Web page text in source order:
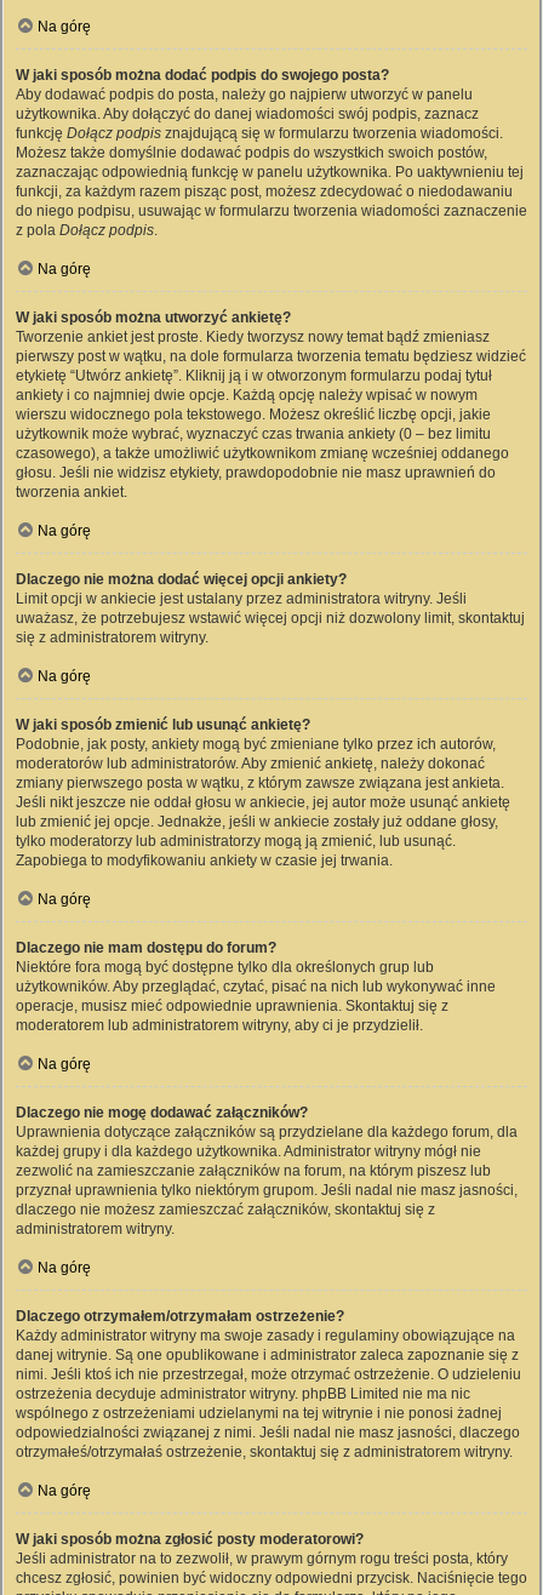
Na górę
W jaki sposób można dodać podpis do swojego posta?
Aby dodawać podpis do posta, należy go najpierw utworzyć w panelu
użytkownika. Aby dołączyć do danej wiadomości swój podpis, zaznacz
funkcję Dołącz podpis znajdującą się w formularzu tworzenia wiadomości.
Możesz także domyślnie dodawać podpis do wszystkich swoich postów,
zaznaczając odpowiednią funkcję w panelu użytkownika. Po uaktywnieniu tej
funkcji, za każdym razem pisząc post, możesz zdecydować o niedodawaniu
do niego podpisu, usuwając w formularzu tworzenia wiadomości zaznaczenie
z pola Dołącz podpis.
Na górę
W jaki sposób można utworzyć ankietę?
Tworzenie ankiet jest proste. Kiedy tworzysz nowy temat bądź zmieniasz
pierwszy post w wątku, na dole formularza tworzenia tematu będziesz widzieć
etykietę “Utwórz ankietę”. Kliknij ją i w otworzonym formularzu podaj tytuł
ankiety i co najmniej dwie opcje. Każdą opcję należy wpisać w nowym
wierszu widocznego pola tekstowego. Możesz określić liczbę opcji, jakie
użytkownik może wybrać, wyznaczyć czas trwania ankiety (0 – bez limitu
czasowego), a także umożliwić użytkownikom zmianę wcześniej oddanego
głosu. Jeśli nie widzisz etykiety, prawdopodobnie nie masz uprawnień do
tworzenia ankiet.
Na górę
Dlaczego nie można dodać więcej opcji ankiety?
Limit opcji w ankiecie jest ustalany przez administratora witryny. Jeśli
uważasz, że potrzebujesz wstawić więcej opcji niż dozwolony limit, skontaktuj
się z administratorem witryny.
Na górę
W jaki sposób zmienić lub usunąć ankietę?
Podobnie, jak posty, ankiety mogą być zmieniane tylko przez ich autorów,
moderatorów lub administratorów. Aby zmienić ankietę, należy dokonać
zmiany pierwszego posta w wątku, z którym zawsze związana jest ankieta.
Jeśli nikt jeszcze nie oddał głosu w ankiecie, jej autor może usunąć ankietę
lub zmienić jej opcje. Jednakże, jeśli w ankiecie zostały już oddane głosy,
tylko moderatorzy lub administratorzy mogą ją zmienić, lub usunąć.
Zapobiega to modyfikowaniu ankiety w czasie jej trwania.
Na górę
Dlaczego nie mam dostępu do forum?
Niektóre fora mogą być dostępne tylko dla określonych grup lub
użytkowników. Aby przeglądać, czytać, pisać na nich lub wykonywać inne
operacje, musisz mieć odpowiednie uprawnienia. Skontaktuj się z
moderatorem lub administratorem witryny, aby ci je przydzielił.
Na górę
Dlaczego nie mogę dodawać załączników?
Uprawnienia dotyczące załączników są przydzielane dla każdego forum, dla
każdej grupy i dla każdego użytkownika. Administrator witryny mógł nie
zezwolić na zamieszczanie załączników na forum, na którym piszesz lub
przyznał uprawnienia tylko niektórym grupom. Jeśli nadal nie masz jasności,
dlaczego nie możesz zamieszczać załączników, skontaktuj się z
administratorem witryny.
Na górę
Dlaczego otrzymałem/otrzymałam ostrzeżenie?
Każdy administrator witryny ma swoje zasady i regulaminy obowiązujące na
danej witrynie. Są one opublikowane i administrator zaleca zapoznanie się z
nimi. Jeśli ktoś ich nie przestrzegał, może otrzymać ostrzeżenie. O udzieleniu
ostrzeżenia decyduje administrator witryny. phpBB Limited nie ma nic
wspólnego z ostrzeżeniami udzielanymi na tej witrynie i nie ponosi żadnej
odpowiedzialności związanej z nimi. Jeśli nadal nie masz jasności, dlaczego
otrzymałeś/otrzymałaś ostrzeżenie, skontaktuj się z administratorem witryny.
Na górę
W jaki sposób można zgłosić posty moderatorowi?
Jeśli administrator na to zezwolił, w prawym górnym rogu treści posta, który
chcesz zgłosić, powinien być widoczny odpowiedni przycisk. Naciśnięcie tego